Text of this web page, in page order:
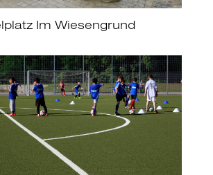
Im Wiesengrund